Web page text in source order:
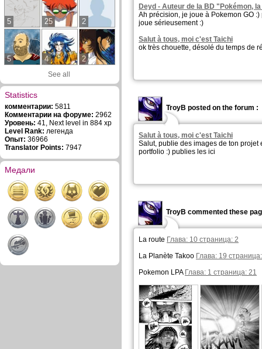
5 25 2
5 4 2
See all
Statistics
комментарии: 5811
Комментарии на форуме: 2962
Уровень: 41, Next level in 884 xp
Level Rank: легенда
Опыт: 36966
Translator Points: 7947
Медали
Deyd - Auteur de la BD "Pokémon,
Ah précision, je joue à Pokemon GO
joue sérieusement :)
Salut à tous, moi c'est Taichi
ok très chouette, désolé du temps de
TroyB posted on the forum :
Salut à tous, moi c'est Taichi
Salut, publie des images de ton projet
portfolio :) publies les ici
TroyB commented these
La route Глава: 10 страница: 2
La Planète Takoo Глава: 19
Pokemon LPA Глава: 1 страница: 21